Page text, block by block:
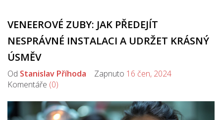
VENEEROVÉ ZUBY: JAK PŘEDEJÍT
NESPRÁVNÉ INSTALACI A UDRŽET KRÁSNÝ
ÚSMĚV
Od Stanislav Příhoda Zapnuto 16 čen, 2024
Komentáře (0)